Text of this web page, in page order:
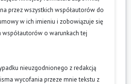
przez wszystkich współautorów do
w ich imieniu i zobowiązuje się
o warunkach tej
nieuzgodnionego z redakcją
wycofania przeze mnie tekstu z